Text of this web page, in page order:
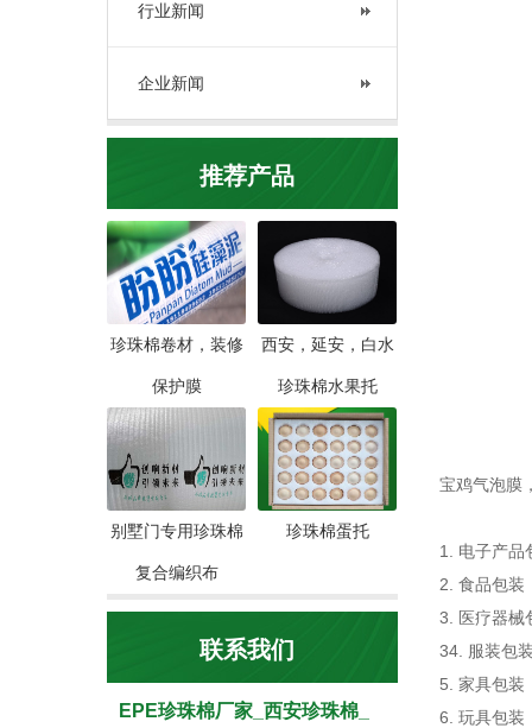
行业新闻
企业新闻
推荐产品
珍珠棉卷材，装修
保护膜
西安，延安，白水
珍珠棉水果托
别墅门专用珍珠棉
复合编织布
珍珠棉蛋托
联系我们
EPE珍珠棉厂家_西安珍珠棉_
宝鸡气泡膜
1. 电子产品
2. 食品包装
3. 医疗器械
34. 服装包
5. 家具包装
6. 玩具包装